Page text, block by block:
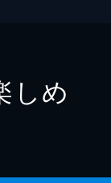
しめ